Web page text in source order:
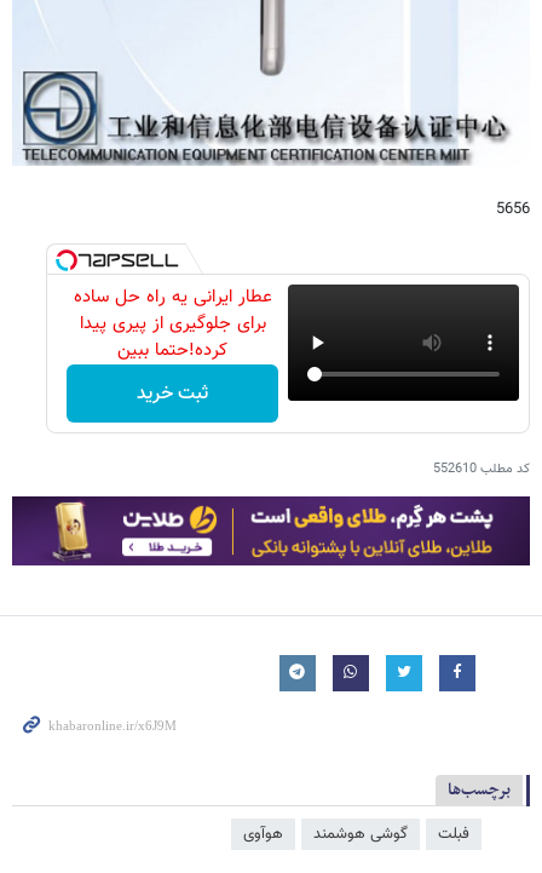
5656
عطار ایرانی یه راه حل ساده
برای جلوگیری از پیری پیدا
کرده!حتما ببین
ثبت خرید
کد مطلب552610
برچسب‌ها
فبلت گوشی هوشمند هوآوی